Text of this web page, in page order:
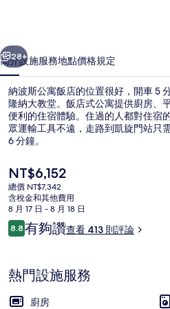
的
相
片
集
個 下一個
28+
簡介設施服務地點價格規定
納波斯公寓飯店的位置很好，開車 5
隆納大教堂。飯店式公寓提供廚房、
便利的住宿體驗。住過的人都對住宿
眾運輸工具不遠，走路到凱旋門站只
6 分鐘。
目
前
的
價
格
是
NT$6,152
總價 NT$7,342
含稅金和其他費用
8 月 17 日 - 8 月 18 日
評
論
8.88.8 分，滿分 10 分，
有夠讚查看 413 則評論
熱門設施服務
廚房